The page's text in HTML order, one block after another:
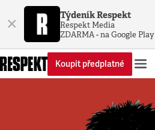
× Týdeník Respekt
Respekt Media
ZDARMA - na Google Play
Koupit předplatné